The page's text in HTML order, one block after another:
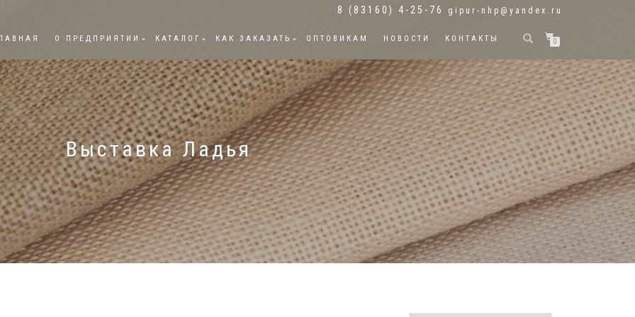
8 (83160) 4-25-76 gipur-nhp@yandex.ru
О ПРЕДПРИЯТИИ КАТАЛОГ КАК ЗАКАЗАТЬ ОПТОВИКАМ НОВОСТИ КОНТАКТЫ 0
Выставка Ладья